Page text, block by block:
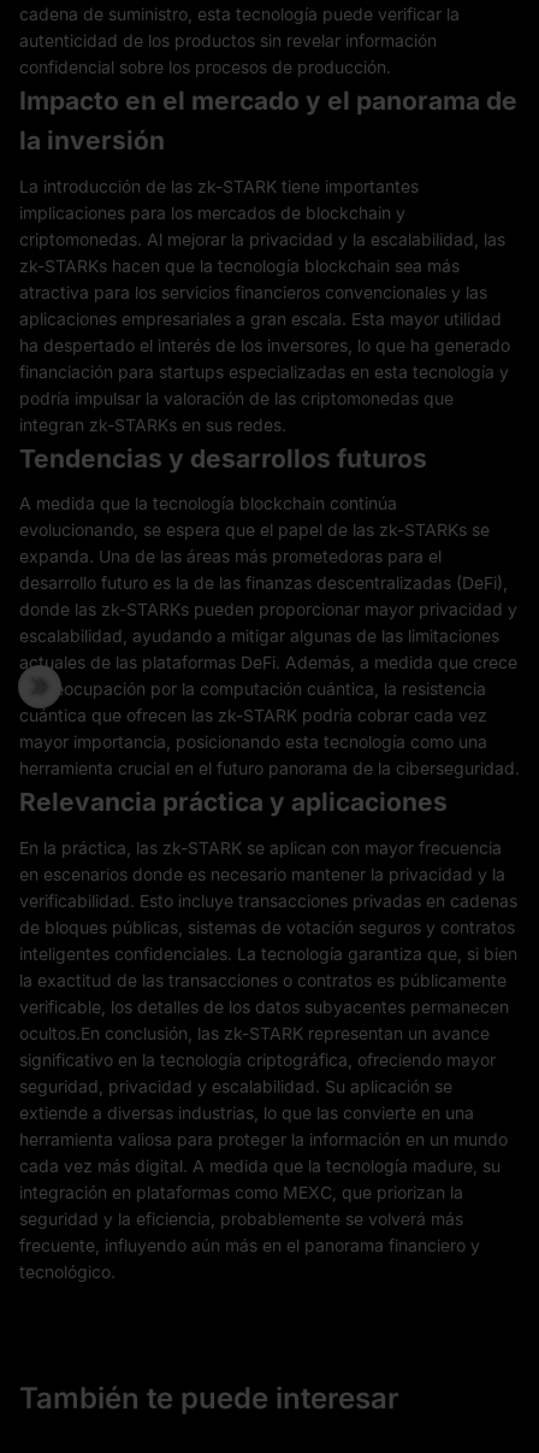
cadena de suministro, esta tecnología puede verificar la
autenticidad de los productos sin revelar información
confidencial sobre los procesos de producción.
Impacto en el mercado y el panorama de
la inversión
La introducción de las zk-STARK tiene importantes
implicaciones para los mercados de blockchain y
criptomonedas. Al mejorar la privacidad y la escalabilidad, las
zk-STARKs hacen que la tecnología blockchain sea más
atractiva para los servicios financieros convencionales y las
aplicaciones empresariales a gran escala. Esta mayor utilidad
ha despertado el interés de los inversores, lo que ha generado
financiación para startups especializadas en esta tecnología y
podría impulsar la valoración de las criptomonedas que
integran zk-STARKs en sus redes.
Tendencias y desarrollos futuros
A medida que la tecnología blockchain continúa
evolucionando, se espera que el papel de las zk-STARKs se
expanda. Una de las áreas más prometedoras para el
desarrollo futuro es la de las finanzas descentralizadas (DeFi),
donde las zk-STARKs pueden proporcionar mayor privacidad y
escalabilidad, ayudando a mitigar algunas de las limitaciones
actuales de las plataformas DeFi. Además, a medida que crece
la preocupación por la computación cuántica, la resistencia
cuántica que ofrecen las zk-STARK podría cobrar cada vez
mayor importancia, posicionando esta tecnología como una
herramienta crucial en el futuro panorama de la ciberseguridad.
Relevancia práctica y aplicaciones
En la práctica, las zk-STARK se aplican con mayor frecuencia
en escenarios donde es necesario mantener la privacidad y la
verificabilidad. Esto incluye transacciones privadas en cadenas
de bloques públicas, sistemas de votación seguros y contratos
inteligentes confidenciales. La tecnología garantiza que, si bien
la exactitud de las transacciones o contratos es públicamente
verificable, los detalles de los datos subyacentes permanecen
ocultos.En conclusión, las zk-STARK representan un avance
significativo en la tecnología criptográfica, ofreciendo mayor
seguridad, privacidad y escalabilidad. Su aplicación se
extiende a diversas industrias, lo que las convierte en una
herramienta valiosa para proteger la información en un mundo
cada vez más digital. A medida que la tecnología madure, su
integración en plataformas como MEXC, que priorizan la
seguridad y la eficiencia, probablemente se volverá más
frecuente, influyendo aún más en el panorama financiero y
tecnológico.
También te puede interesar